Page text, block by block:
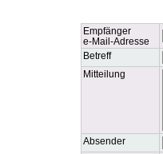
Empfänger
e-Mail-Adresse
Betreff
Mitteilung
Absender